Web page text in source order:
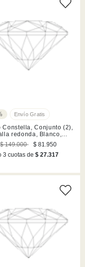
Constella, Conjunto (2),
redonda, Blanco,
Acabado en rodio
$ 149.000
$ 81.950
3 cuotas de$ 27.317